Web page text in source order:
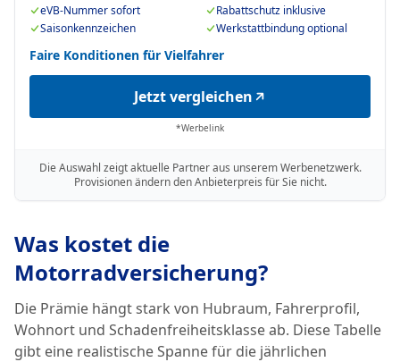
eVB-Nummer sofort
Rabattschutz inklusive
Saisonkennzeichen
Werkstattbindung optional
Faire Konditionen für Vielfahrer
Jetzt vergleichen
*Werbelink
Die Auswahl zeigt aktuelle Partner aus unserem Werbenetzwerk.
Provisionen ändern den Anbieterpreis für Sie nicht.
Was kostet die
Motorradversicherung?
Die Prämie hängt stark von Hubraum, Fahrerprofil,
Wohnort und Schadenfreiheitsklasse ab. Diese Tabelle
gibt eine realistische Spanne für die jährlichen